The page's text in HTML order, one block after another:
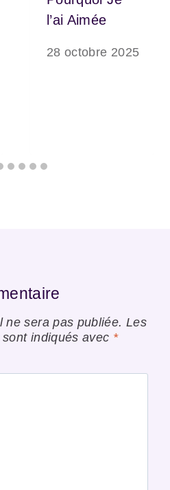
l’ai Aimée
28 octobre 2025
ne sera pas publiée. Les
indiqués avec *